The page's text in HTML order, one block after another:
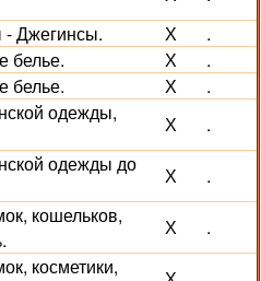
Джегинсы. Х
.
белье. Х
.
белье. Х
.
одежды,
Х .
одежды до
Х .
кошельков,
Х .
косметики,